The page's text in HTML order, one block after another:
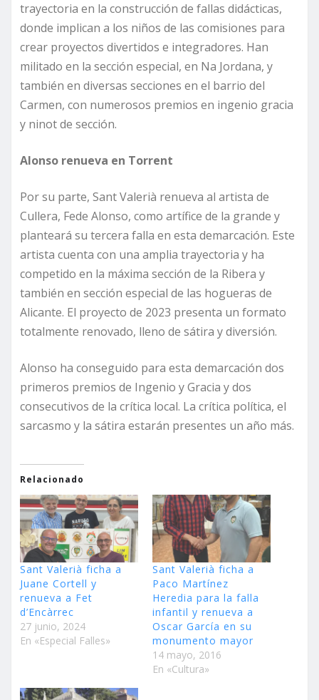
trayectoria en la construcción de fallas didácticas,
donde implican a los niños de las comisiones para
crear proyectos divertidos e integradores. Han
militado en la sección especial, en Na Jordana, y
también en diversas secciones en el barrio del
Carmen, con numerosos premios en ingenio gracia
y ninot de sección.
Alonso renueva en Torrent
Por su parte, Sant Valerià renueva al artista de
Cullera, Fede Alonso, como artífice de la grande y
planteará su tercera falla en esta demarcación. Este
artista cuenta con una amplia trayectoria y ha
competido en la máxima sección de la Ribera y
también en sección especial de las hogueras de
Alicante. El proyecto de 2023 presenta un formato
totalmente renovado, lleno de sátira y diversión.
Alonso ha conseguido para esta demarcación dos
primeros premios de Ingenio y Gracia y dos
consecutivos de la crítica local. La crítica política, el
sarcasmo y la sátira estarán presentes un año más.
Relacionado
Sant Valerià ficha a
Juane Cortell y
renueva a Fet
d’Encàrrec
27 junio, 2024
En «Especial Falles»
Sant Valerià ficha a
Paco Martínez
Heredia para la falla
infantil y renueva a
Oscar García en su
monumento mayor
14 mayo, 2016
En «Cultura»